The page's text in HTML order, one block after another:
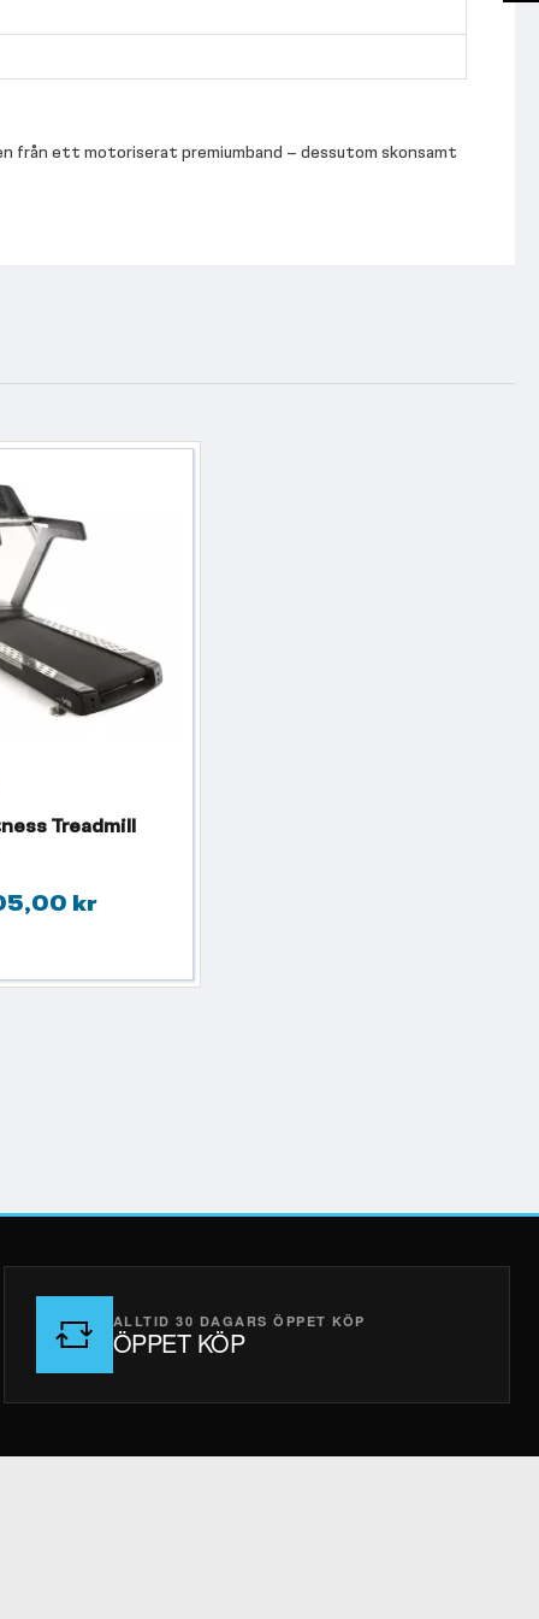
från ett motoriserat premiumband – dessutom skonsamt
Treadmill
kr
ALLTID 30 DAGARS ÖPPET KÖP
ÖPPET KÖP